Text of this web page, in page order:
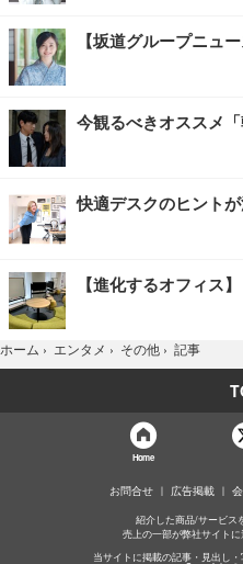
【坂道グループニュ
今観るべきオススメ「
快適デスクのヒント
【進化するオフィス】
ホーム › エンタメ › その他 › 記事
Home
お問合せ 広告掲載
紹介した商品/サービス
売上の一部が弊社サイトに
当サイトに掲載の記事・見出し